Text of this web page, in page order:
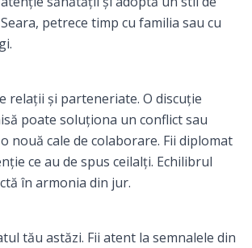
petrece timp cu familia sau cu
relații și parteneriate. O discuție
poate soluționa un conflict sau
nouă cale de colaborare. Fii diplomat
ce au de spus ceilalți. Echilibrul
în armonia din jur.
tău astăzi. Fii atent la semnalele din